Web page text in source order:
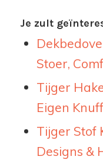
Je zult
Stoer,
Tijger
Eigen
Tijger Stof
Designs &